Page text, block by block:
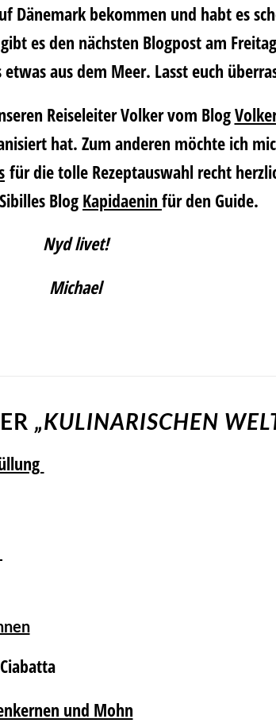
Dänemark bekommen und habt es
es den nächsten Blogpost am
aus dem Meer. Lasst euch
ReiseleiterVolkervom Blog
hat. Zum anderen möchte ich
für die tolle Rezeptauswahl recht
Sibilles Blog Kapidaenin für den Guide.
Nyd livet!
Michael
„KULINARISCHEN
und Mohn